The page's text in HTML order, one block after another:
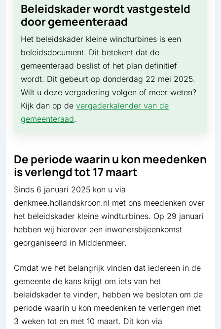
Beleidskader wordt vastgesteld
door gemeenteraad
Het beleidskader kleine windturbines is een
beleidsdocument. Dit betekent dat de
gemeenteraad beslist of het plan definitief
wordt. Dit gebeurt op donderdag 22 mei 2025.
Wilt u deze vergadering volgen of meer weten?
Kijk dan op devergaderkalender van de
gemeenteraad.
De periode waarin u kon meedenken
is verlengd tot 17 maart
Sinds 6 januari 2025 kon u via
denkmee.hollandskroon.nl met ons meedenken over
het beleidskader kleine windturbines. Op 29 januari
hebben wij hierover een inwonersbijeenkomst
georganiseerd in Middenmeer.
Omdat we het belangrijk vinden dat iedereen in de
gemeente de kans krijgt om iets van het
beleidskader te vinden, hebben we besloten om de
periode waarin u kon meedenken te verlengen met
3 weken tot en met 10 maart. Dit kon via